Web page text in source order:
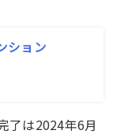
ション
了は2024年6月